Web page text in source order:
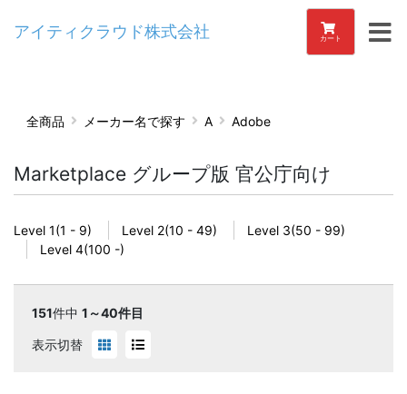
アイティクラウド株式会社 カート
全商品 メーカー名で探す A Adobe
Marketplace グループ版 官公庁向け
Level 1(1 - 9) Level 2(10 - 49)
Level 3(50 - 99)
Level 4(100 -)
151件中 1～40件目
表示切替